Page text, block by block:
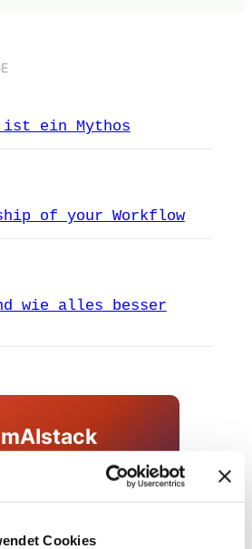
Cookies
ist ein Mythos
of your Workflow
wie alles besser
mAIstack
in 8 Wochen
Connectors · Observable RAG